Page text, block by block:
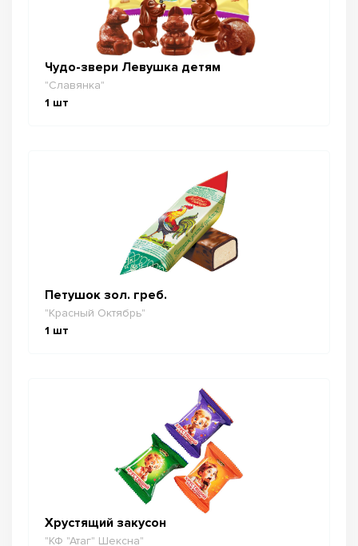
Чудо-звери Левушка детям
"Славянка"
1 шт
Петушок зол. греб.
"Красный Октябрь"
1 шт
Хрустящий закусон
"КФ "Атаг" Шексна"